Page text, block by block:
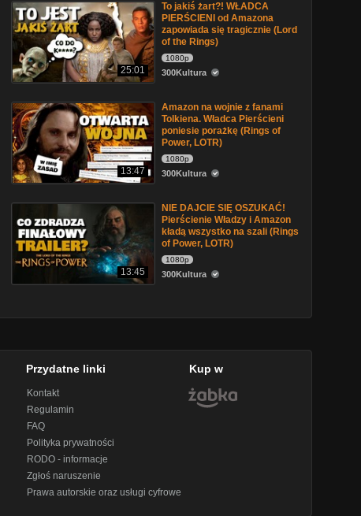
25:01
To jakiś żart?! WŁADCA
PIERŚCIENI od Amazona
zapowiada się tragicznie (Lord
of the Rings)
1080p
300Kultura
13:47
Amazon na wojnie z fanami
Tolkiena. Władca Pierścieni
poniesie porażkę (Rings of
Power, LOTR)
1080p
300Kultura
13:45
NIE DAJCIE SIĘ OSZUKAĆ!
Pierścienie Władzy i Amazon
kładą wszystko na szali (Rings
of Power, LOTR)
1080p
300Kultura
Przydatne linki
Kontakt
Regulamin
FAQ
Polityka prywatności
RODO - informacje
Zgłoś naruszenie
Prawa autorskie oraz usługi cyfrowe
Kup w